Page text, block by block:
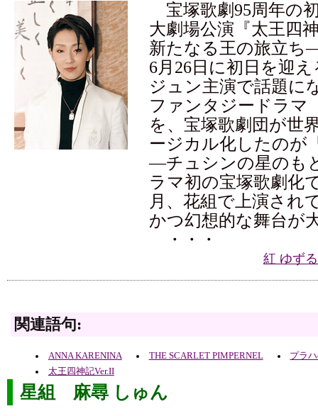
宝塚歌劇95周年の
大劇場公演『太王
新たなる王の旅立ち
6月26日に初日を迎
ジュン主演で話題に
ファンタジードラマ
を、宝塚歌劇団が世
ージカル化したのが
―チュシンの星のも
ラマ初の宝塚歌劇化
月、花組で上演され
かつ幻想的な舞台が
・・・
紅 ゆず
関連語句:
ANNA KARENINA THE SCARLET PIMPERNEL
プラ
太王四神記Ver.II
星組 麻尋 しゅん